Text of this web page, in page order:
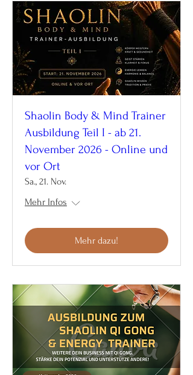
Shaolin Body & Mind Trainer
Ausbildung Teil I - ab 21.
November 2026 - Online und
vor Ort
Sa., 21. Nov.
Mehr Infos
Mehr dazu!